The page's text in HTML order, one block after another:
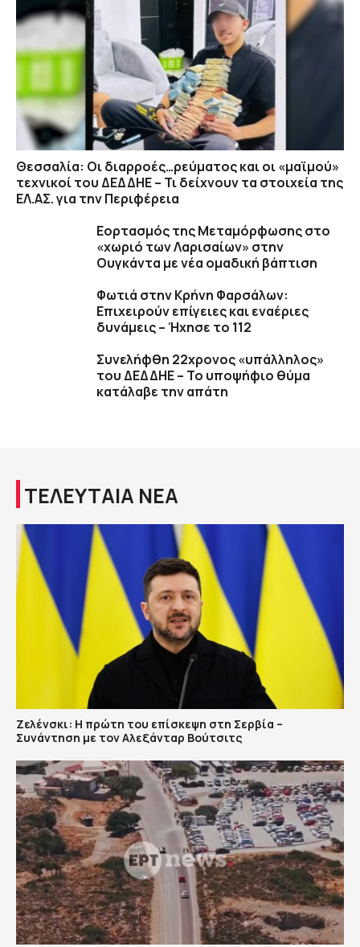
Θεσσαλία: Οι διαρροές…ρεύματος και οι «μαϊμού»
τεχνικοί του ΔΕΔΔΗΕ – Τι δείχνουν τα στοιχεία της
ΕΛ.ΑΣ. για την Περιφέρεια
Εορτασμός της Μεταμόρφωσης στο
«χωριό των Λαρισαίων» στην
Ουγκάντα με νέα ομαδική βάπτιση
Φωτιά στην Κρήνη Φαρσάλων:
Επιχειρούν επίγειες και εναέριες
δυνάμεις – Ήχησε το 112
Συνελήφθη 22χρονος «υπάλληλος»
του ΔΕΔΔΗΕ – Το υποψήφιο θύμα
κατάλαβε την απάτη
ΤΕΛΕΥΤΑΙΑ ΝΕΑ
Ζελένσκι: Η πρώτη του επίσκεψη στη Σερβία –
Συνάντηση με τον Αλεξάνταρ Βούτσιτς